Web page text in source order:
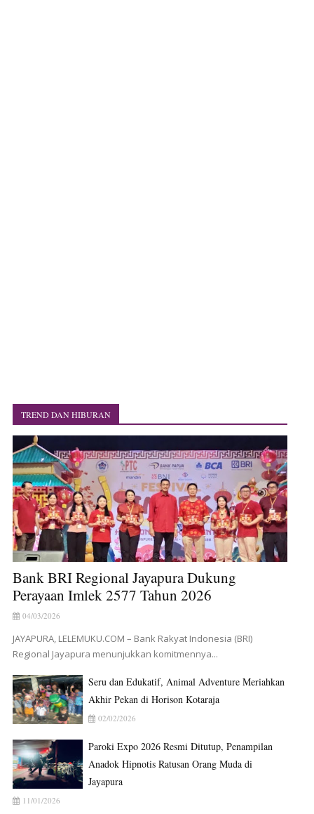
TREND DAN HIBURAN
Bank BRI Regional Jayapura Dukung
Perayaan Imlek 2577 Tahun 2026
04/03/2026
JAYAPURA, LELEMUKU.COM – Bank Rakyat Indonesia (BRI)
Regional Jayapura menunjukkan komitmennya...
Seru dan Edukatif, Animal Adventure Meriahkan
Akhir Pekan di Horison Kotaraja
02/02/2026
Paroki Expo 2026 Resmi Ditutup, Penampilan
Anadok Hipnotis Ratusan Orang Muda di
Jayapura
11/01/2026